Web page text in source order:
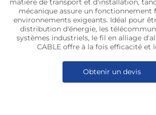
matière de transport et d'installation,
mécanique assure un fonctionnement
environnements exigeants. Idéal pour
distribution d'énergie, les
systèmes industriels, le fil en alliage
CABLE offre à la fois efficacité et
Obtenir un devis